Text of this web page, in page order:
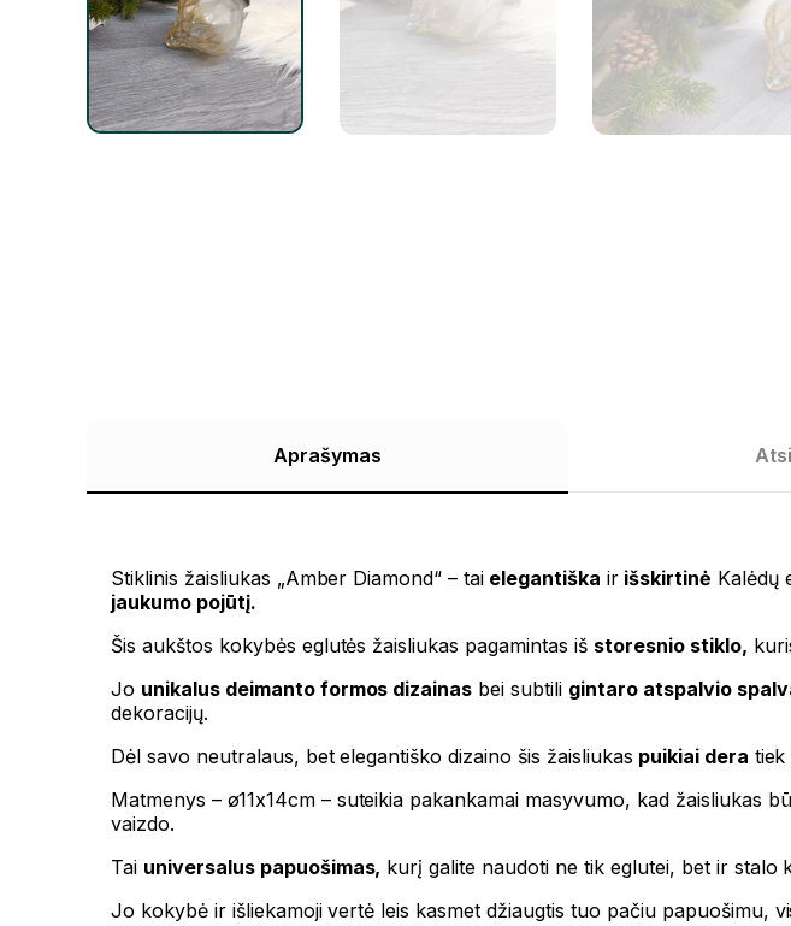
Aprašymas
Stiklinis žaisliukas „Amber Diamond“ – tai elegantiška irišskirtinė Kalėdų
jaukumo pojūtį.
Šis aukštos kokybės eglutės žaisliukas pagamintas iš storesnio stiklo,
Jo unikalus deimanto formos dizainas bei subtili gintaro atspalvio
dekoracijų.
Dėl savo neutralaus, bet elegantiško dizaino šis žaisliukas puikiai dera tiek
Matmenys – ø11x14cm – suteikia pakankamai masyvumo, kad
vaizdo.
Tai universalus papuošimas, kurį galite naudoti ne tik eglutei, bet ir stalo
Jo kokybė ir išliekamoji vertė leis kasmet džiaugtis tuo pačiu papuošimu,